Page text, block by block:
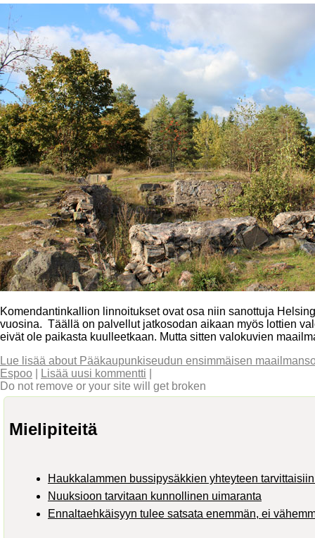
Komendantinkallion linnoitukset ovat osa niin sanottuja
vuosina. Täällä on palvellut jatkosodan aikaan myös lottien
eivät ole paikasta kuulleetkaan. Mutta sitten valokuvien
Lue lisää about Pääkaupunkiseudun ensimmäisen
Espoo
Lisää uusi kommentti
Do not remove or your site will get broken
Mielipiteitä
Haukkalammen bussipysäkkien yhteyteen
Nuuksioon tarvitaan kunnollinen uimaranta
Ennaltaehkäisyyn tulee satsata enemmän, ei